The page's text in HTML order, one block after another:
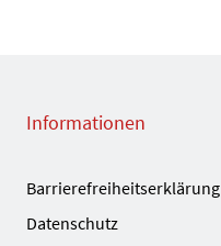
Informationen
Barrierefreiheitserklärung
Datenschutz